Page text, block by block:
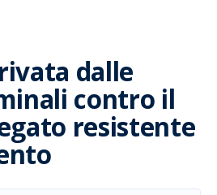
dalle
contro il
resistente